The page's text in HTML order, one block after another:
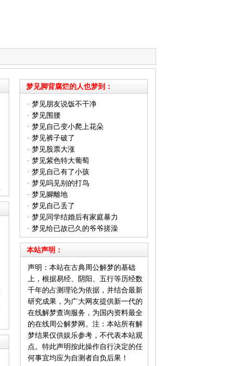
梦见脚背腐烂的人也梦到：
· 梦见朋友说饭不干净
· 梦见围腰
· 梦见自己变小爬上花朵
· 梦见裤子破了
· 梦见股票大涨
· 梦见紫色特大葡萄
· 梦见自己有了小孩
· 梦见吗见别的打鸟
· 梦见腳離地
· 梦见自己丢了
· 梦见同学结婚后有家庭暴力
· 梦见给已故已久的爷爷搓澡
本站声明：
声明：本站在古典周公解梦的基础
上，根据易经、阴阳、五行等历经数
千年的占测理论为依据，并结合最新
研究成果，为广大网友提供新一代的
在线解梦查询服务，为国内资料最全
的在线周公解梦网。注：本站所有解
梦结果仅供娱乐参考，不代表本站观
点。特此声明按此操作自行决定的任
何事宜均应为自测者自负后果！